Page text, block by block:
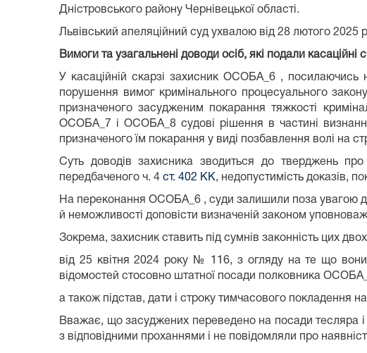
Дністровського району Чернівецької області.
Львівський апеляційний суд ухвалою від 28 лютого
Вимоги та узагальнені доводи осіб, які подали касаційні
У касаційній скарзі захисник ОСОБА_6 , посилаючись
порушення вимог кримінального процесуального
призначеного засудженим покарання тяжкості
ОСОБА_7 і ОСОБА_8 судові рішення в частині
призначеного їм покарання у виді позбавлення волі на
Суть доводів захисника зводиться до тверджень
передбаченого ч. 4 ст. 402 КК, недопустимість доказів,
На переконання ОСОБА_6 , суди залишили поза увагою
й неможливості доповісти визначеній законом
Зокрема, захисник ставить під сумнів законність цих двох
від 25 квітня 2024 року № 116, з огляду на те що
відомостей стосовно штатної посади полковника
а також підстав, дати і строку тимчасового покладення
Вважає, що засуджених переведено на посади тесляра
з відповідними проханнями і не повідомляли про